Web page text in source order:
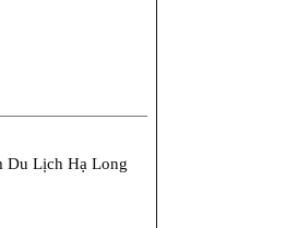
Du Lịch Hạ Long